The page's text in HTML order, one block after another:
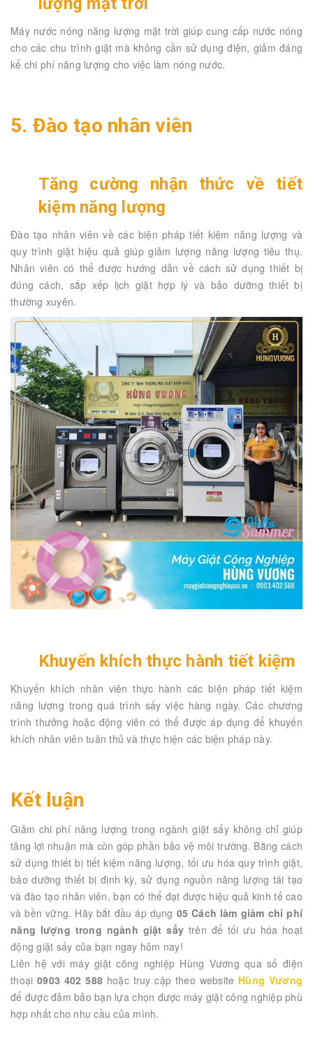
Máy nước nóng năng lượng mặt trời giúp cung cấp nước nóng
cho các chu trình giặt mà không cần sử dụng điện, giảm đáng
kể chi phí năng lượng cho việc làm nóng nước.
5. Đào tạo nhân viên
Tăng cường nhận thức về tiết
kiệm năng lượng
Đào tạo nhân viên về các biện pháp tiết kiệm năng lượng và
quy trình giặt hiệu quả giúp giảm lượng năng lượng tiêu thụ.
Nhân viên có thể được hướng dẫn về cách sử dụng thiết bị
đúng cách, sắp xếp lịch giặt hợp lý và bảo dưỡng thiết bị
thường xuyên.
Khuyến khích thực hành tiết kiệm
Khuyến khích nhân viên thực hành các biện pháp tiết kiệm
năng lượng trong quá trình sấy việc hàng ngày. Các chương
trình thưởng hoặc động viên có thể được áp dụng để khuyến
khích nhân viên tuân thủ và thực hiện các biện pháp này.
Kết luận
Giảm chi phí năng lượng trong ngành giặt sấy không chỉ giúp
tăng lợi nhuận mà còn góp phần bảo vệ môi trường. Bằng cách
sử dụng thiết bị tiết kiệm năng lượng, tối ưu hóa quy trình giặt,
bảo dưỡng thiết bị định kỳ, sử dụng nguồn năng lượng tái tạo
và đào tạo nhân viên, bạn có thể đạt được hiệu quả kinh tế cao
và bền vững. Hãy bắt đầu áp dụng 05 Cách làm giảm chi phí
năng lượng trong ngành giặt sấy trên để tối ưu hóa hoạt
động giặt sấy của bạn ngay hôm nay!
Liên hệ với máy giặt công nghiệp Hùng Vương qua số điện
thoại 0903 402 588 hoặc truy cập theo website Hùng Vương
để được đảm bảo bạn lựa chọn được máy giặt công nghiệp phù
hợp nhất cho nhu cầu của mình.